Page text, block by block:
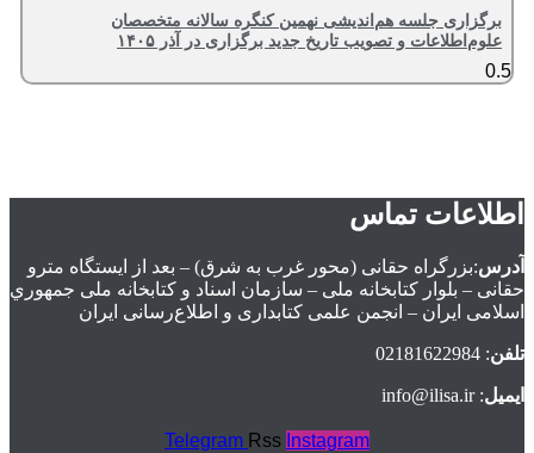
برگزاری جلسه هم‌اندیشی نهمین کنگره سالانه متخصصان
علوم‌اطلاعات و تصویب تاریخ جدید برگزاری در آذر ۱۴۰۵
اطلاعات تماس
آدرس:بزرگراه حقانی (محور غرب به شرق) – بعد از ايستگاه مترو
حقانی – بلوار كتابخانه ملی – سازمان اسناد و كتابخانه ملی جمهوري
اسلامی ايران – انجمن علمی کتابداری و اطلاع‌رسانی ایران
تلفن: 02181622984
ایمیل: info@ilisa.ir
Telegram Rss Instagram